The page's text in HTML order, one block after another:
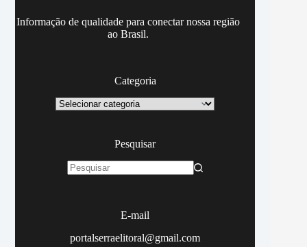
Informação de qualidade para conectar nossa região
ao Brasil.
Categoria
Categoria
Pesquisar
E-mail
portalserraelitoral@gmail.com